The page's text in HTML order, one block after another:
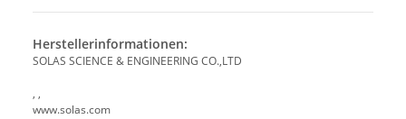
Herstellerinformationen:
SOLAS SCIENCE & ENGINEERING CO.,LTD
, ,
www.solas.com